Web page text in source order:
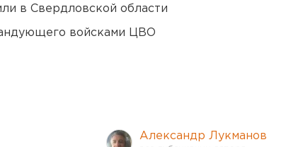
в Свердловской области
войсками ЦВО
Александр Лукманов